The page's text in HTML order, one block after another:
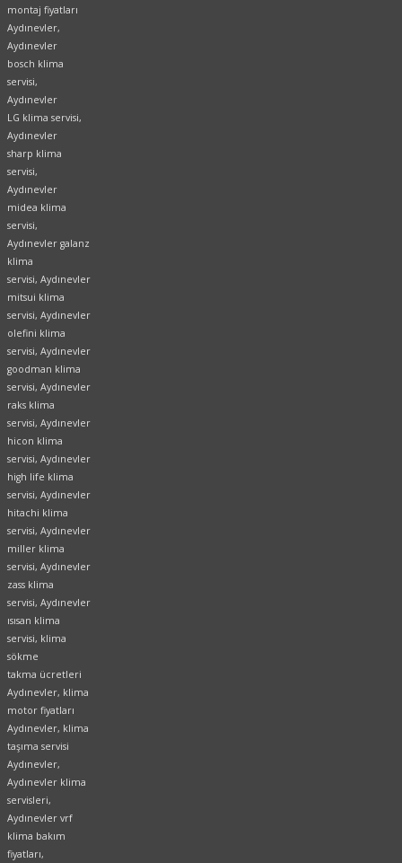
montaj fiyatları
Aydınevler,
Aydınevler
bosch klima
servisi,
Aydınevler
LG klima servisi,
Aydınevler
sharp klima
servisi,
Aydınevler
midea klima
servisi,
Aydınevler galanz
klima
servisi, Aydınevler
mitsui klima
servisi, Aydınevler
olefini klima
servisi, Aydınevler
goodman klima
servisi, Aydınevler
raks klima
servisi, Aydınevler
hicon klima
servisi, Aydınevler
high life klima
servisi, Aydınevler
hitachi klima
servisi, Aydınevler
miller klima
servisi, Aydınevler
zass klima
servisi, Aydınevler
ısısan klima
servisi, klima
sökme
takma ücretleri
Aydınevler, klima
motor fiyatları
Aydınevler, klima
taşıma servisi
Aydınevler,
Aydınevler klima
servisleri,
Aydınevler vrf
klima bakım
fiyatları,